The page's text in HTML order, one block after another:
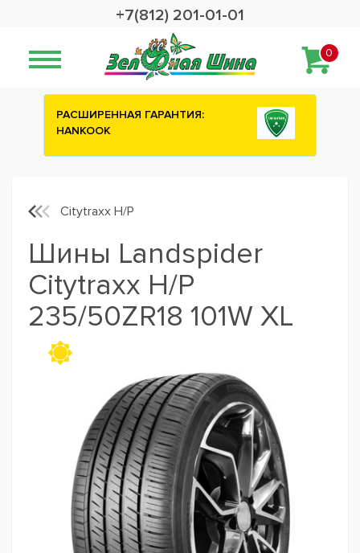
+7(812) 201-01-01
0
Сashback 2500 рублей на зимние
Citytraxx H/P
Шины Landspider
Citytraxx H/P
235/50ZR18 101W XL